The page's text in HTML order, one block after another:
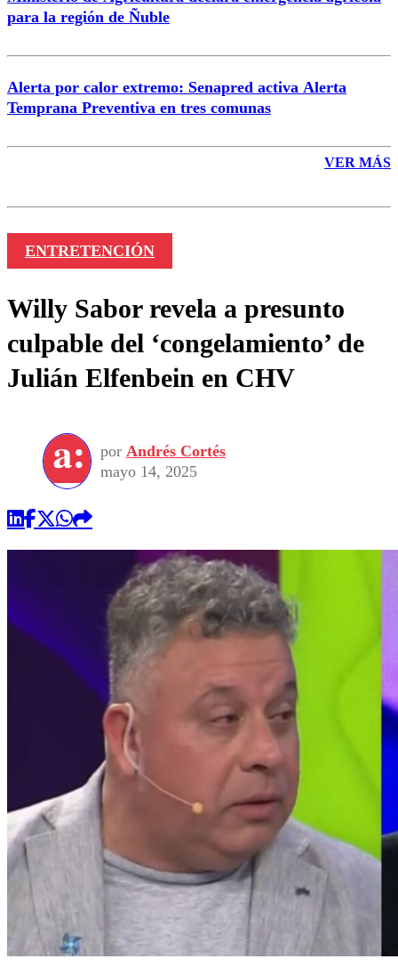
para la región de Ñuble
Alerta por calor extremo: Senapred activa Alerta
Temprana Preventiva en tres comunas
VER MÁS
ENTRETENCIÓN
Willy Sabor revela a presunto
culpable del ‘congelamiento’ de
Julián Elfenbein en CHV
por Andrés Cortés
mayo 14, 2025